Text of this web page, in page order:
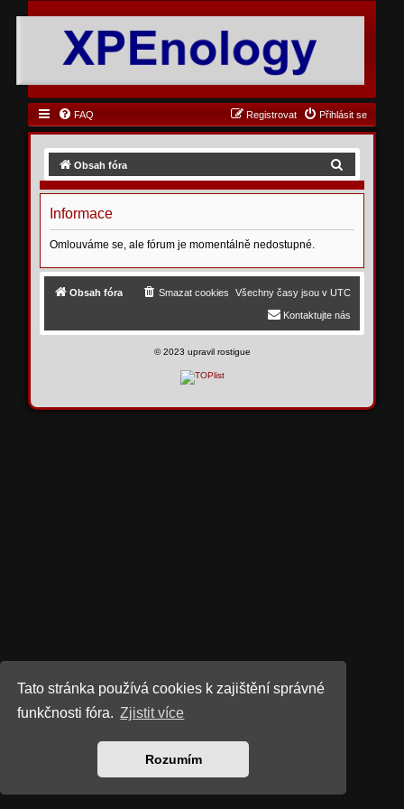
Tato stránka používá cookies k zajištění správné
funkčnosti fóra. Zjistit více
Rozumím
FAQ Přihlásit se
Registrovat
Obsah fóra
d
t
Informace
Omlouváme se, ale fórum je momentálně nedostupné.
Obsah fóra Všechny časy jsou v UTC
Smazat cookies
Kontaktujte nás
©2023 upravil rostigue